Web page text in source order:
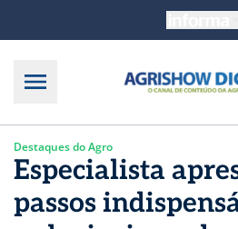
Destaques do Agro
Especialista
passos